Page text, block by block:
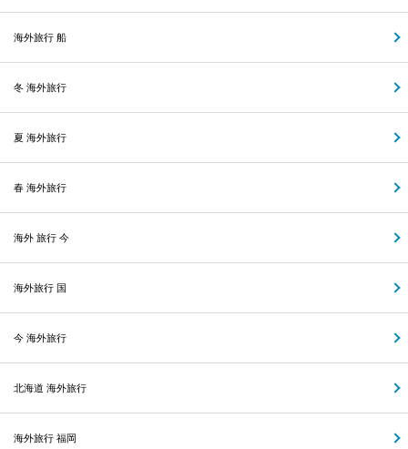
海外旅行 船
冬 海外旅行
夏 海外旅行
春 海外旅行
海外 旅行 今
海外旅行 国
今 海外旅行
北海道 海外旅行
海外旅行 福岡